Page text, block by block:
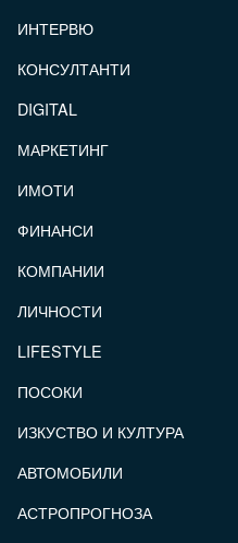
ИНТЕРВЮ
КОНСУЛТАНТИ
DIGITAL
МАРКЕТИНГ
ИМОТИ
ФИНАНСИ
КОМПАНИИ
ЛИЧНОСТИ
LIFESTYLE
ПОСОКИ
ИЗКУСТВО И КУЛТУРА
АВТОМОБИЛИ
АСТРОПРОГНОЗА